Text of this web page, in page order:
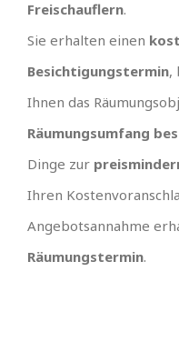
Freischauflern.
Sie erhalten einen
Besichtigungstermin,
Ihnen das
Räumungsumfang
Dinge zur
Ihren
Angebotsannahme
Räumungstermin.